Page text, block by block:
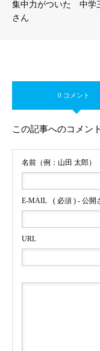
集中力がついた 中学
さん
0 コメント
この記事へのコメン
名前（例：山田 太郎）
E-MAIL ( 必須 ) - 公開
URL